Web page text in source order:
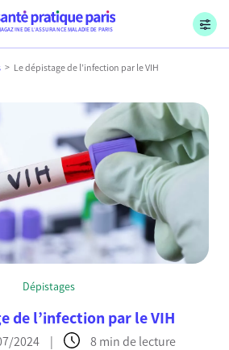
sociale, l’Assurance Maladie, Paris
DE L’ASSURANCE MALADIE DE PARIS
Le dépistage de l’infection par le VIH
Dépistages
de l’infection par le VIH
2024 | 8 min de lecture